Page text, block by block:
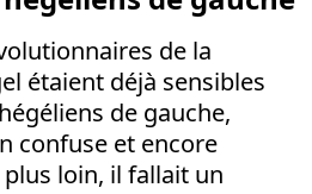
de la
étaient déjà sensibles
de gauche,
confuse et encore
loin, il fallait un